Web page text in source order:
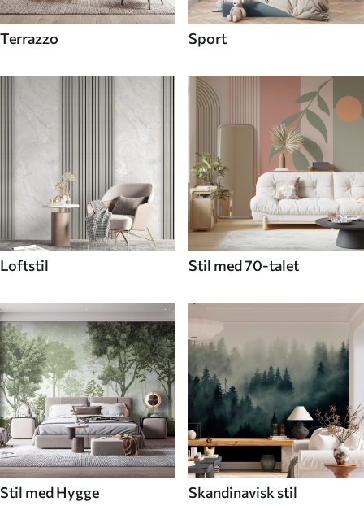
Terrazzo Sport
Loftstil Stil med 70-talet
Stil med Hygge Skandinavisk stil